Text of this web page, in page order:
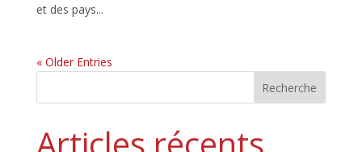
et des pays...
« Older Entries
Recherche